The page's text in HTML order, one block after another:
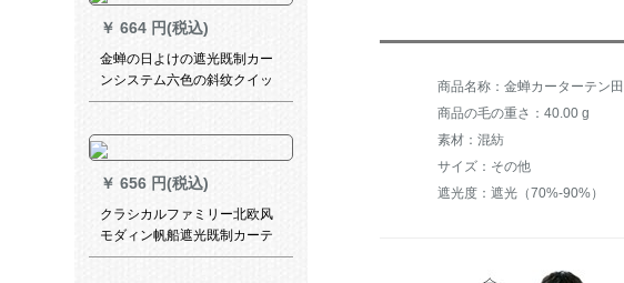
リ－ディグです。叶子紫中分
式のベルト(伸縮棒/マット両用
の幅は85高180 cmです。
￥ 664 円(税込)
金蝉の日よけの遮光既制カー
ンシステム六色の斜纹クイッ
クビル寝室フルコースコース
1メトルの材料価格（打孔/ホ
ーク无料加工）は何メトルの
撮影が必要ですか？
￥ 656 円(税込)
クラシカルファミリー北欧风
モダィン帆船遮光既制カーテ
オシステムシステムシステム
商品の毛の重さ：40.00 g
素材：混紡
サイズ：その他
遮光度：遮光（70%-90%）